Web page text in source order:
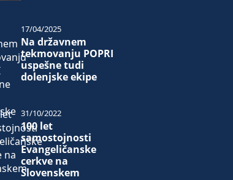
Na državnem
tekmovanju POPRI
uspešne tudi
dolenjske ekipe
17/04/2025
100 let
samostojnosti
Evangeličanske
cerkve na
Slovenskem
31/10/2022